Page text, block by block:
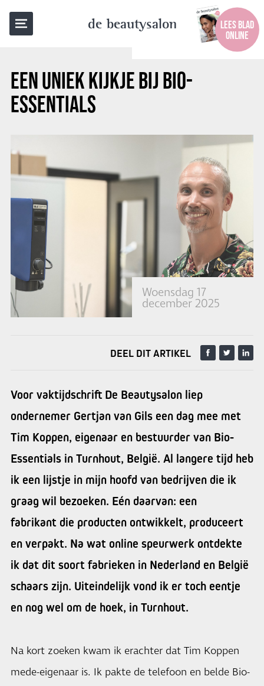
de beautysalon
LEES BLAD
ONLINE
EEN UNIEK KIJKJE BIJ BIO-
ESSENTIALS
Woensdag 17
december 2025
TERUG NAAR OVERZICHT
DEEL DIT ARTIKEL
Voor vaktijdschrift De Beautysalon liep
ondernemer Gertjan van Gils een dag mee met
Tim Koppen, eigenaar en bestuurder van Bio-
Essentials in Turnhout, België. Al langere tijd heb
ik een lijstje in mijn hoofd van bedrijven die ik
graag wil bezoeken. Eén daarvan: een
fabrikant die producten ontwikkelt, produceert
en verpakt. Na wat online speurwerk ontdekte
ik dat dit soort fabrieken in Nederland en België
schaars zijn. Uiteindelijk vond ik er toch eentje
en nog wel om de hoek, in Turnhout.
Na kort zoeken kwam ik erachter dat Tim Koppen
mede-eigenaar is. Ik pakte de telefoon en belde Bio-